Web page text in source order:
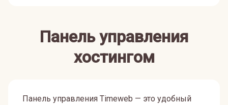
Панель управления
хостингом
Панель управления Timeweb — это удобный